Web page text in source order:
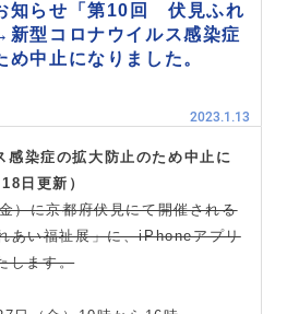
知らせ「第10回 伏見ふれ
型コロナウイルス感染症
め中止になりました。
2023.1.13
感染症の拡大防止のため中止に
日更新）
）に京都府伏見にて開催される
い福祉展」に、iPhoneアプリ
します。